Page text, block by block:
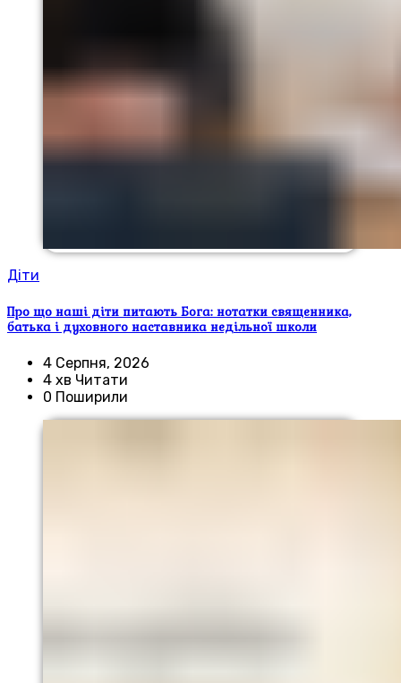
Діти
Про що наші діти питають Бога: нотатки священника,
батька і духовного наставника недільної школи
4 Серпня, 2026
4 хв Читати
0 Поширили